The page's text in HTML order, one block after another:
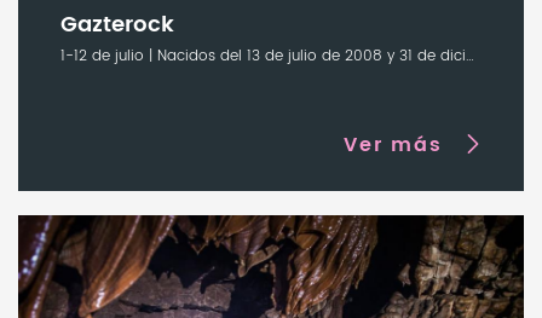
Gazterock
1-12 de julio | Nacidos del 13 de julio de 2008 y 31 de diciembre de 2011
Ver más